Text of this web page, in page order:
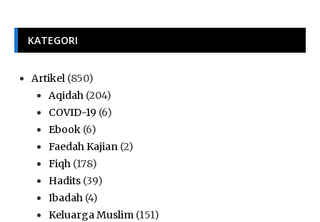
KATEGORI
Artikel (850)
Aqidah (204)
COVID-19 (6)
Ebook (6)
Faedah Kajian (2)
Fiqh (178)
Hadits (39)
Ibadah (4)
Keluarga Muslim (151)